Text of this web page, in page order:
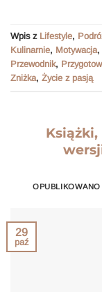
Wpis z Lifestyle,
Kulinarnie, Motywacja,
Przewodnik,
Zniżka, Życie z pasją
29
paź